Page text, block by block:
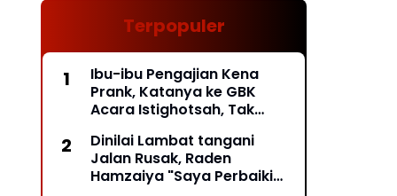
Terpopuler
Ibu-ibu Pengajian Kena
Prank, Katanya ke GBK
Acara Istighotsah, Tak
Jokowi, Mau Pulang Pintu
Exit Ditutup*
Dinilai Lambat tangani
Jalan Rusak, Raden
Hamzaiya "Saya Perbaiki